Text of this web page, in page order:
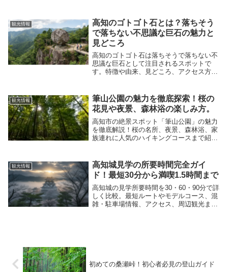
観光情報
高知のゴトゴト石とは？落ちそう
で落ちない不思議な巨石の魅力と
見どころ
高知のゴトゴト石は落ちそうで落ちない不
思議な巨石として注目されるスポットで
す。特徴や由来、見どころ、アクセス方
います。
観光情報
筆山公園の魅力を徹底探索！桜の
花見や夜景、森林浴の楽しみ方。
高知市の絶景スポット「筆山公園」の魅力
を徹底解説！桜の名所、夜景、森林浴、家
族連れに人気のハイキングコースまで紹
観光情報
高知城見学の所要時間完全ガイ
ド！最短30分から満喫1.5時間まで
高知城の見学所要時間を30・60・90分で詳
しく比較。最短ルートやモデルコース、混
雑・駐車場情報、アクセス、周辺観光まで
初めての桑瀬峠！初心者必見の登山ガイド